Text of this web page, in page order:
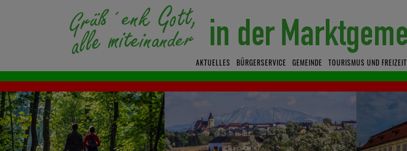
AKTUELLES BÜRGERSERVICE GEMEINDE TOURISMUS UND FREIZEIT